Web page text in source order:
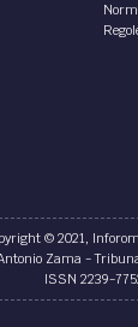
© 2021,
Zama -
ISSN 2239-